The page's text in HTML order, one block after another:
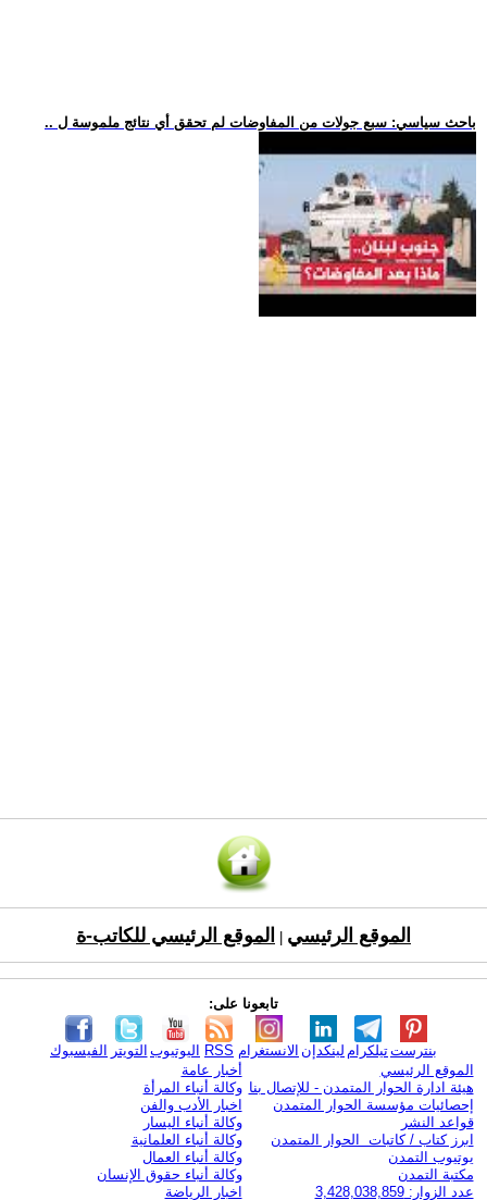
.. باحث سياسي: سبع جولات من المفاوضات لم تحقق أي نتائج ملموسة ل
الموقع الرئيسي الموقع الرئيسي للكاتب-ة
تابعونا على:
الفيسبوك التويتر اليوتيوب RSS الانستغرام لينكدإن تيلكرامبنترست
الموقع الرئيسي
هيئة ادارة الحوار المتمدن - للإتصال بنا
إحصائيات مؤسسة الحوار المتمدن
قواعد النشر
ابرز كتاب / كاتبات الحوار المتمدن
يوتيوب التمدن
مكتبة التمدن
عدد الزوار: 3,428,038,859
أخبار عامة
وكالة أنباء المرأة
اخبار الأدب والفن
وكالة أنباء اليسار
وكالة أنباء العلمانية
وكالة أنباء العمال
وكالة أنباء حقوق الإنسان
اخبار الرياضة